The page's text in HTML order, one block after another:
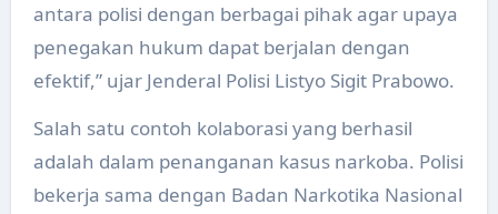
antara polisi dengan berbagai pihak agar upaya
penegakan hukum dapat berjalan dengan
efektif,” ujar Jenderal Polisi Listyo Sigit Prabowo.
Salah satu contoh kolaborasi yang berhasil
adalah dalam penanganan kasus narkoba. Polisi
bekerja sama dengan Badan Narkotika Nasional